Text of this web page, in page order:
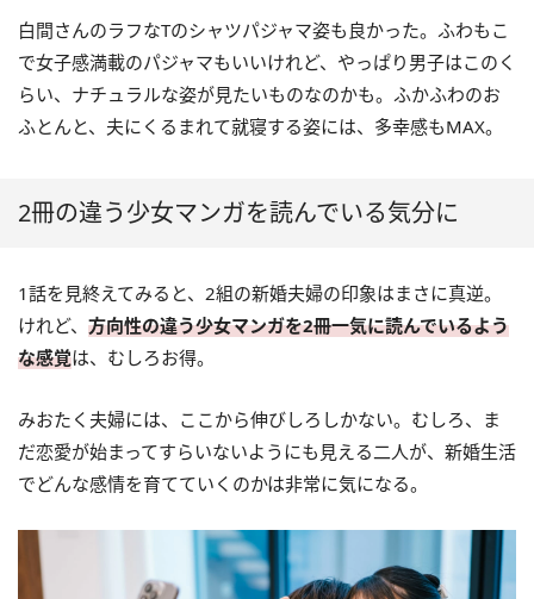
白間さんのラフなTのシャツパジャマ姿も良かった。ふわもこ
で女子感満載のパジャマもいいけれど、やっぱり男子はこのく
らい、ナチュラルな姿が見たいものなのかも。ふかふわのお
ふとんと、夫にくるまれて就寝する姿には、多幸感もMAX。
2冊の違う少女マンガを読んでいる気分に
1話を見終えてみると、2組の新婚夫婦の印象はまさに真逆。
けれど、 方向性の違う少女マンガを2冊一気に読んでいるよう
な感覚は、むしろお得。
みおたく夫婦には、ここから伸びしろしかない。むしろ、ま
だ恋愛が始まってすらいないようにも見える二人が、新婚生活
でどんな感情を育てていくのかは非常に気になる。